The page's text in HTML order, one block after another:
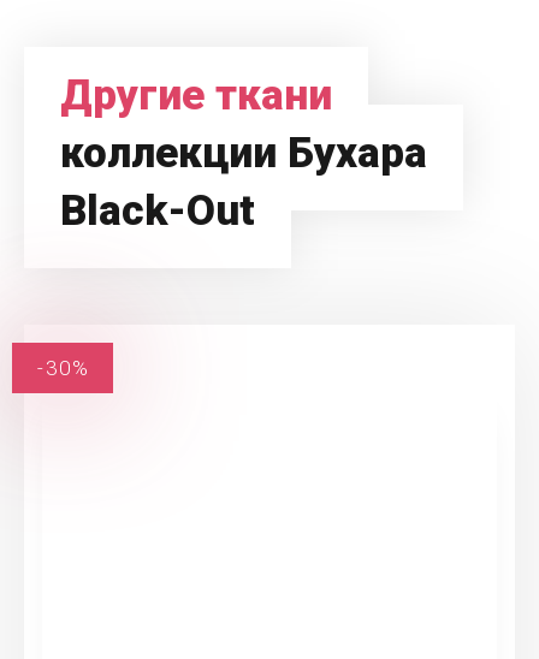
Другие ткани
коллекции Бухара
Black-Out
-30%